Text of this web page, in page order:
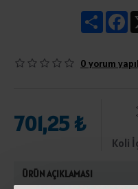
Share
0 yorum
701,25 ₺
Koli
ÜRÜN AÇIKLAMASI